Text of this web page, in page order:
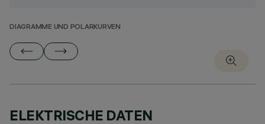
DIAGRAMME UND POLARKURVEN
ELEKTRISCHE DATEN